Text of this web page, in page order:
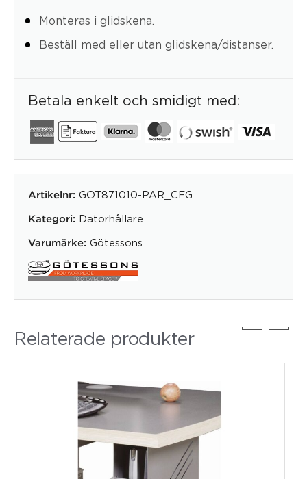
Monteras i glidskena.
Beställ med eller utan glidskena/distanser.
Betala enkelt och smidigt med:
Artikelnr: GOT871010-PAR_CFG
Kategori: Datorhållare
Varumärke: Götessons
Relaterade produkter